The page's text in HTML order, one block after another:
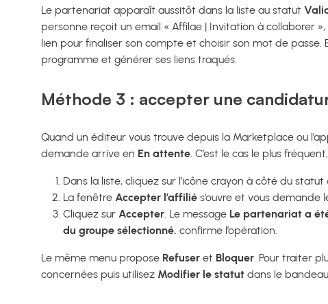
Le partenariat apparaît aussitôt dans la liste au statut
personne reçoit un email « Affilae | Invitation à collaborer
lien pour finaliser son compte et choisir son mot de
programme et générer ses liens traqués.
Méthode 3 : accepter une
Quand un éditeur vous trouve depuis la Marketplace ou
demande arrive en En attente . C’est le cas le plus
Dans la liste, cliquez sur l’icône crayon à côté du
La fenêtre Accepter l’affilié s’ouvre et vous demande
Cliquez sur Accepter . Le message Le partenariat a
du groupe sélectionné. confirme l’opération.
Le même menu propose Refuser et Bloquer . Pour traiter
concernées puis utilisez Modifier le statut dans le